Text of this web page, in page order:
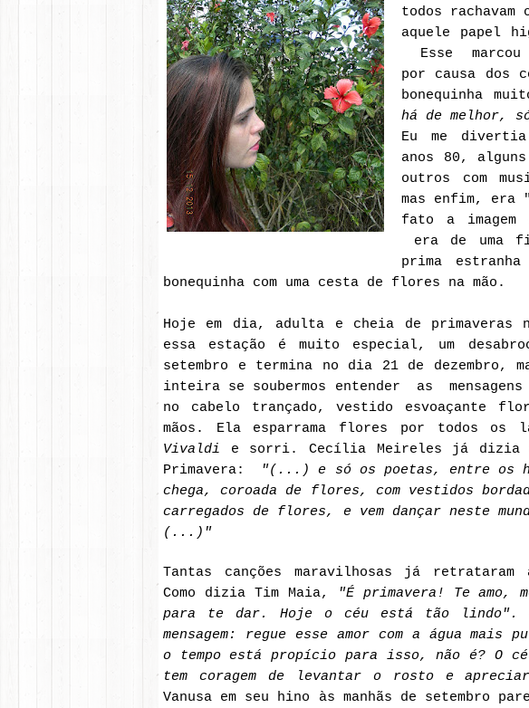
todos
aquele papel
Esse
por causa dos
bonequinha
há de melhor,
Eu me divertia
anos 80,
outros com
mas enfim, era
fato a imagem
era de uma
prima
bonequinha com uma cesta de flores na mão.
Hoje em dia, adulta e cheia de primaveras
essa estação é muito especial, um
setembro e termina no dia 21 de dezembro,
inteira se soubermos entender as
no cabelo trançado, vestido esvoaçante
mãos. Ela esparrama flores por todos os
Vivaldi e sorri. Cecília Meireles já dizia
Primavera:
"(...)
e só os poetas, entre os
chega, coroada de flores, com vestidos
carregados de flores, e vem dançar neste
(...)"
Tantas canções maravilhosas já retrataram
Como dizia Tim Maia,
"É primavera! Te amo,
para te dar. Hoje o céu está tão lindo".
mensagem: regue esse amor com a água mais
o tempo está propício para isso, não é? O
tem coragem de levantar o rosto e apreciar
Vanusa em seu hino às manhãs de setembro